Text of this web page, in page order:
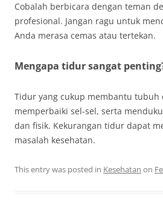
Cobalah berbicara dengan teman
profesional. Jangan ragu untuk
Anda merasa cemas atau tertekan.
Mengapa tidur sangat
Tidur yang cukup membantu
memperbaiki sel-sel, serta
dan fisik. Kekurangan tidur dapat
masalah kesehatan.
This entry was posted in Kesehatan on